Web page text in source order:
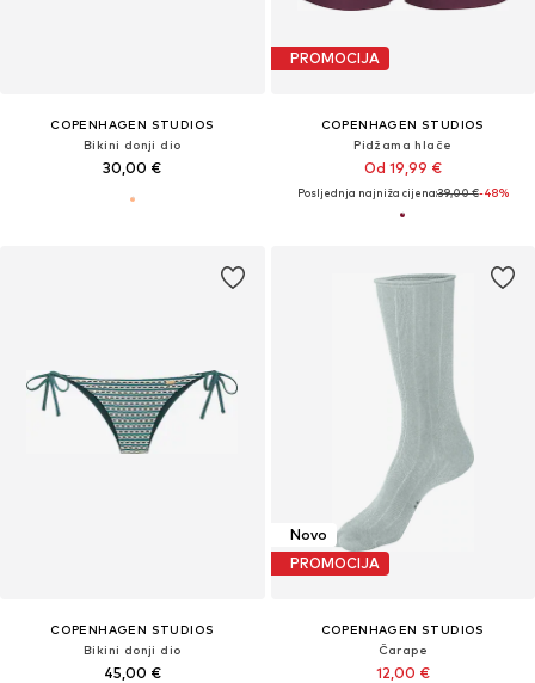
COPENHAGEN STUDIOS
Bikini donji dio
30,00 €
PROMOCIJA
COPENHAGEN STUDIOS
Pidžama hlače
Od 19,99 €
Posljednja najniža cijena:39,00 €-48%
COPENHAGEN STUDIOS
Bikini donji dio
45,00 €
Novo
PROMOCIJA
COPENHAGEN STUDIOS
Čarape
12,00 €